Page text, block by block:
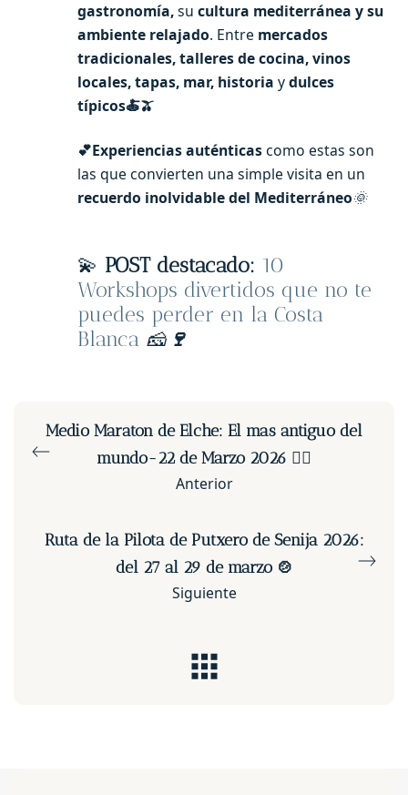
gastronomía,su cultura mediterránea y su
ambiente relajado. Entre mercados
tradicionales, talleres de cocina, vinos
locales, tapas, mar, historia ydulces
típicos🍝🫒
💕Experiencias auténticascomo estas son
las que convierten una simple visita en un
recuerdo inolvidable del Mediterráneo🌞
💫 POST destacado: 10
Workshops divertidos que no te
puedes perder en la Costa
Blanca 🧀 🍷
Medio Maraton de Elche: El mas antiguo del
mundo-22 de Marzo 2026 🏃‍♀️
Anterior
Ruta de la Pilota de Putxero de Senija 2026:
del 27 al 29 de marzo 🍲
Siguiente